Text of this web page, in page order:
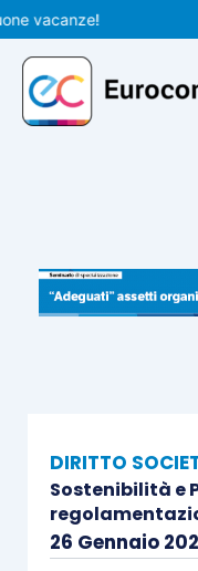
Vai
al
contenuto
DIRITTO
Sostenibilità e
26 Gennaio